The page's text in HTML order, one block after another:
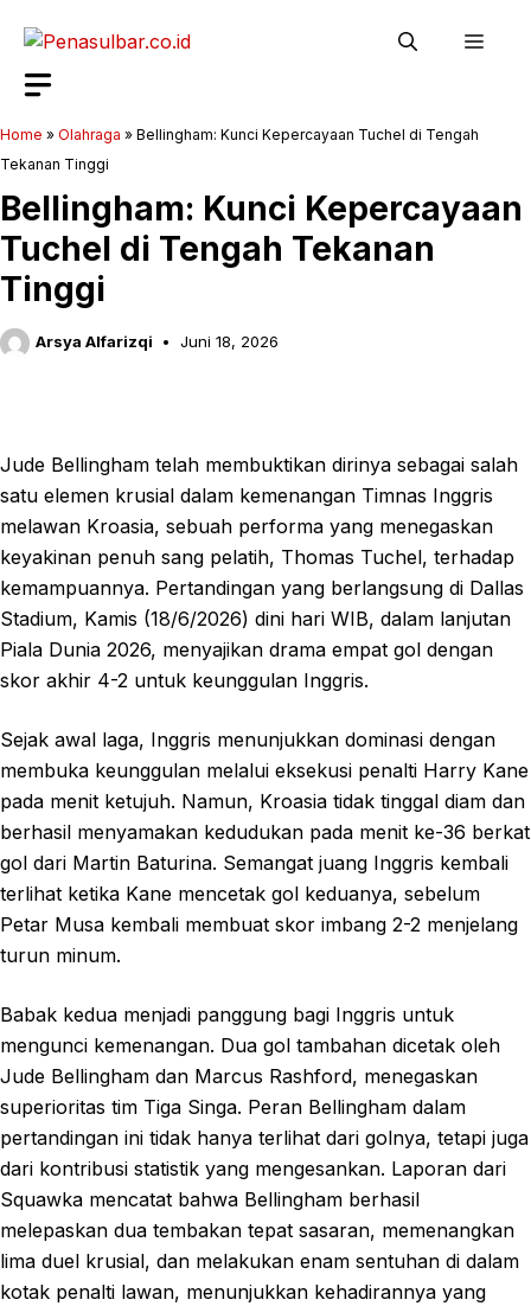
Home » Olahraga » Bellingham: Kunci Kepercayaan Tuchel di Tengah
Tekanan Tinggi
Bellingham: Kunci Kepercayaan
Tuchel di Tengah Tekanan
Tinggi
Arsya Alfarizqi Juni 18, 2026
Jude Bellingham telah membuktikan dirinya sebagai salah
satu elemen krusial dalam kemenangan Timnas Inggris
melawan Kroasia, sebuah performa yang menegaskan
keyakinan penuh sang pelatih, Thomas Tuchel, terhadap
kemampuannya. Pertandingan yang berlangsung di Dallas
Stadium, Kamis (18/6/2026) dini hari WIB, dalam lanjutan
Piala Dunia 2026, menyajikan drama empat gol dengan
skor akhir 4-2 untuk keunggulan Inggris.
Sejak awal laga, Inggris menunjukkan dominasi dengan
membuka keunggulan melalui eksekusi penalti Harry Kane
pada menit ketujuh. Namun, Kroasia tidak tinggal diam dan
berhasil menyamakan kedudukan pada menit ke-36 berkat
gol dari Martin Baturina. Semangat juang Inggris kembali
terlihat ketika Kane mencetak gol keduanya, sebelum
Petar Musa kembali membuat skor imbang 2-2 menjelang
turun minum.
Babak kedua menjadi panggung bagi Inggris untuk
mengunci kemenangan. Dua gol tambahan dicetak oleh
Jude Bellingham dan Marcus Rashford, menegaskan
superioritas tim Tiga Singa. Peran Bellingham dalam
pertandingan ini tidak hanya terlihat dari golnya, tetapi juga
dari kontribusi statistik yang mengesankan. Laporan dari
Squawka mencatat bahwa Bellingham berhasil
melepaskan dua tembakan tepat sasaran, memenangkan
lima duel krusial, dan melakukan enam sentuhan di dalam
kotak penalti lawan, menunjukkan kehadirannya yang